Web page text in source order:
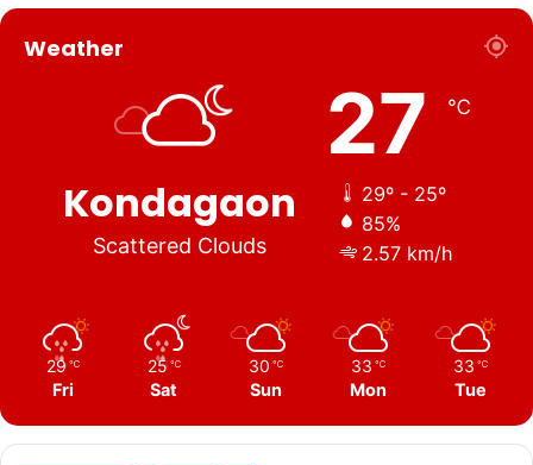
Weather
Kondagaon
Scattered Clouds
27 ℃
29º - 25º
85%
2.57 km/h
29 ℃
Fri
25 ℃
Sat
30 ℃
Sun
33 ℃
Mon
33 ℃
Tue